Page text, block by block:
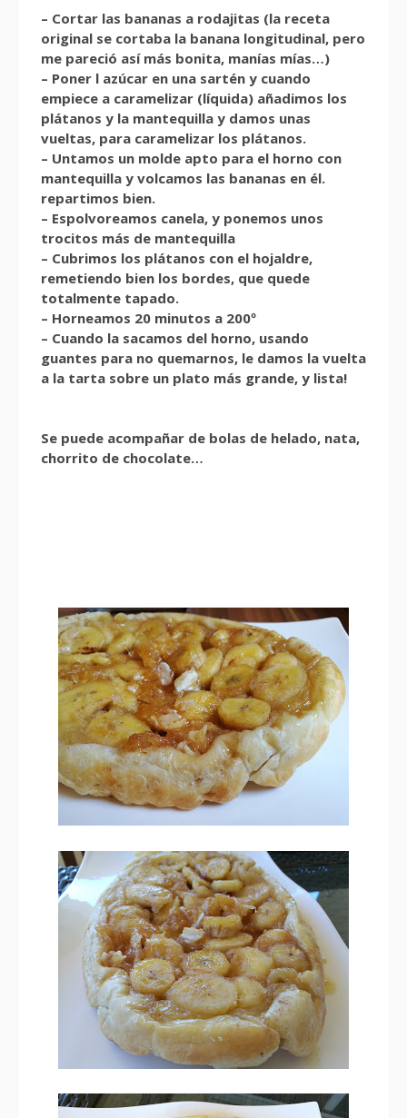
– Cortar las bananas a rodajitas (la receta
original se cortaba la banana longitudinal, pero
me pareció así más bonita, manías mías…)
– Poner l azúcar en una sartén y cuando
empiece a caramelizar (líquida) añadimos los
plátanos y la mantequilla y damos unas
vueltas, para caramelizar los plátanos.
– Untamos un molde apto para el horno con
mantequilla y volcamos las bananas en él.
repartimos bien.
– Espolvoreamos canela, y ponemos unos
trocitos más de mantequilla
– Cubrimos los plátanos con el hojaldre,
remetiendo bien los bordes, que quede
totalmente tapado.
– Horneamos 20 minutos a 200º
– Cuando la sacamos del horno, usando
guantes para no quemarnos, le damos la vuelta
a la tarta sobre un plato más grande, y lista!
Se puede acompañar de bolas de helado, nata,
chorrito de chocolate…